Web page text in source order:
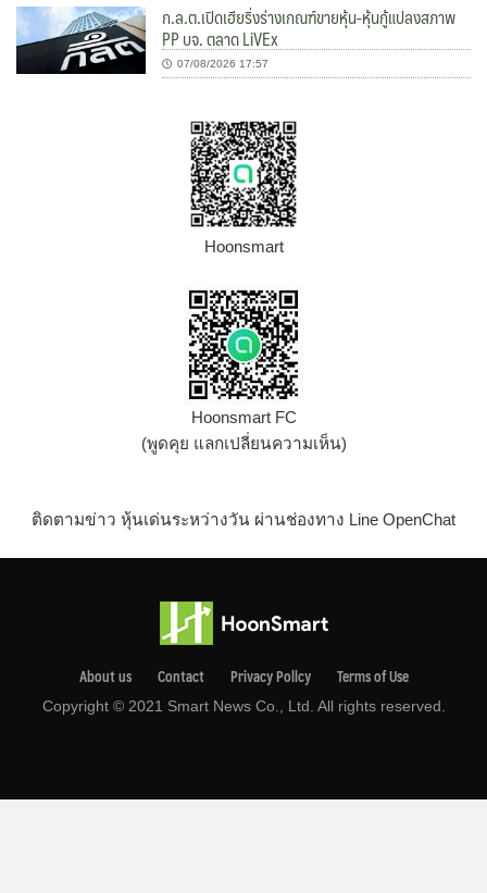
ก.ล.ต.เปิดเฮียริ่งร่างเกณฑ์ขายหุ้น-หุ้นกู้แปลงสภาพ
PP บจ. ตลาด LiVEx
07/08/2026 17:57
Hoonsmart
Hoonsmart FC
(พูดคุย แลกเปลี่ยนความเห็น)
ติดตามข่าว หุ้นเด่นระหว่างวัน ผ่านช่องทาง Line OpenChat
About us Contact Privacy Pollcy Terms of Use
Copyright © 2021 Smart News Co., Ltd. All rights reserved.